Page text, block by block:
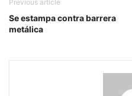
Previous article
Se estampa contra barrera
metálica